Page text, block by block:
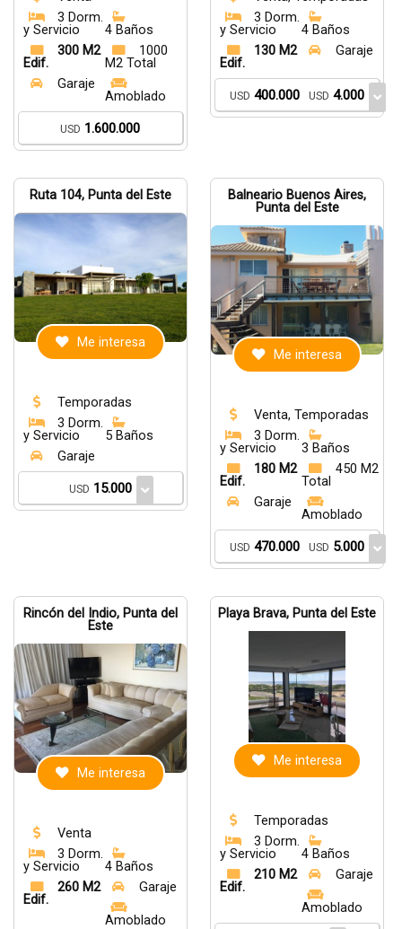
3 Dorm.
y Servicio
4 Baños
300 M2
Edif.
1000
M2 Total
Garaje
Amoblado
USD 1.600.000
3 Dorm.
y Servicio
4 Baños
130 M2
Edif.
Garaje
USD 400.000 USD 4.000
Ruta 104, Punta del Este
Me interesa
Temporadas
3 Dorm.
y Servicio
5 Baños
Garaje
USD 15.000
Balneario Buenos Aires,
Punta del Este
Me interesa
Venta, Temporadas
3 Dorm.
y Servicio
3 Baños
180 M2
Edif.
450 M2
Total
Garaje
Amoblado
USD 470.000 USD 5.000
Rincón del Indio, Punta del
Este
Me interesa
Venta
3 Dorm.
y Servicio
4 Baños
260 M2
Edif.
Garaje
Amoblado
Playa Brava, Punta del Este
Me interesa
Temporadas
3 Dorm.
y Servicio
4 Baños
210 M2
Edif.
Garaje
Amoblado